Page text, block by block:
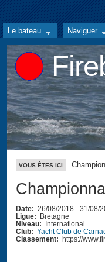
Le bateau Naviguer
VOUS ÊTES ICI
Date: 26/08/2018 - 31/08/
Ligue:
Bretagne
Niveau:
International
Club: Yacht Club de
Classement:
https://